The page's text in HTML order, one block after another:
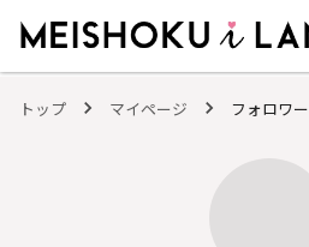
トップ マイページ フォロワー